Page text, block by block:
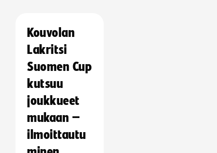
Kouvolan
Lakritsi
Suomen Cup
kutsuu
joukkueet
mukaan –
ilmoittautu